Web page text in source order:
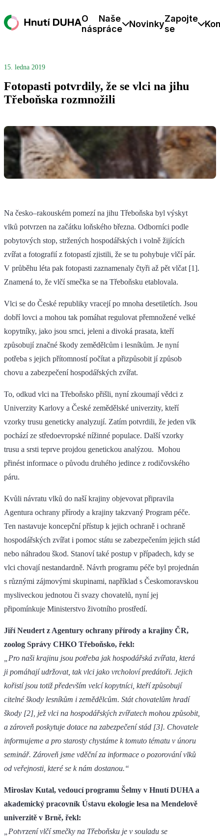
O
nás
Naše
práce
NovinkyZapojte
se
15. ledna 2019
Fotopasti potvrdily, že se vlci na jihu
Třeboňska rozmnožili
Na česko–rakouském pomezí na jihu Třeboňska byl výskyt
vlků potvrzen na začátku loňského března. Odborníci podle
pobytových stop, stržených hospodářských i volně žijících
zvířat a fotografií z fotopastí zjistili, že se tu pohybuje vlčí pár.
V průběhu léta pak fotopasti zaznamenaly čtyři až pět vlčat [1].
Znamená to, že vlčí smečka se na Třeboňsku etablovala.
Vlci se do České republiky vracejí po mnoha desetiletích. Jsou
dobří lovci a mohou tak pomáhat regulovat přemnožené velké
kopytníky, jako jsou srnci, jeleni a divoká prasata, kteří
způsobují značné škody zemědělcům i lesníkům. Je nyní
potřeba s jejich přítomností počítat a přizpůsobit jí způsob
chovu a zabezpečení hospodářských zvířat.
To, odkud vlci na Třeboňsko přišli, nyní zkoumají vědci z
Univerzity Karlovy a České zemědělské univerzity, kteří
vzorky trusu geneticky analyzují. Zatím potvrdili, že jeden vlk
pochází ze středoevropské nížinné populace. Další vzorky
trusu a srsti teprve projdou genetickou analýzou. Mohou
přinést informace o původu druhého jedince z rodičovského
páru.
Kvůli návratu vlků do naší krajiny objevovat připravila
Agentura ochrany přírody a krajiny takzvaný Program péče.
Ten nastavuje koncepční přístup k jejich ochraně i ochraně
hospodářských zvířat i pomoc státu se zabezpečením jejich stád
nebo náhradou škod. Stanoví také postup v případech, kdy se
vlci chovají nestandardně. Návrh programu péče byl projednán
s různými zájmovými skupinami, například s Českomoravskou
mysliveckou jednotou či svazy chovatelů, nyní jej
připomínkuje Ministerstvo životního prostředí.
Jiří Neudert z Agentury ochrany přírody a krajiny ČR,
zoolog Správy CHKO Třeboňsko, řekl:
„Pro naši krajinu jsou potřeba jak hospodářská zvířata, která
ji pomáhají udržovat, tak vlci jako vrcholoví predátoři. Jejich
kořistí jsou totiž především velcí kopytníci, kteří způsobují
citelné škody lesníkům i zemědělcům. Stát chovatelům hradí
škody [2], jež vlci na hospodářských zvířatech mohou způsobit,
a zároveň poskytuje dotace na zabezpečení stád [3]. Chovatele
informujeme a pro starosty chystáme k tomuto tématu v únoru
seminář. Zároveň jsme vděční za informace o pozorování vlků
od veřejnosti, které se k nám dostanou.“
Miroslav Kutal, vedoucí programu Šelmy v Hnutí DUHA a
akademický pracovník Ústavu ekologie lesa na Mendelově
univerzitě v Brně, řekl:
„Potvrzení vlčí smečky na Třeboňsku je v souladu se